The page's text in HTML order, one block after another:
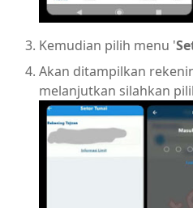
Kemudian pilih menu '
Akan ditampilkan
melanjutkan silahkan